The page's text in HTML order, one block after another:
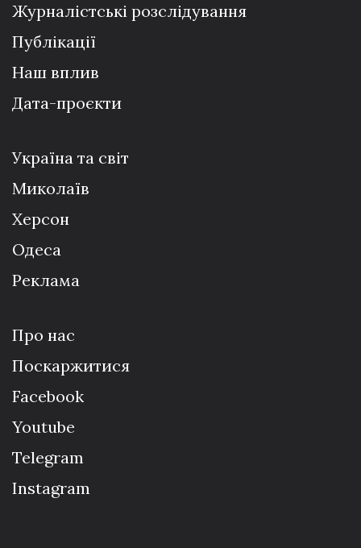
Журналістські розслідування
Публікації
Наш вплив
Дата-проєкти
Україна та світ
Миколаїв
Херсон
Одеса
Реклама
Про нас
Поскаржитися
Facebook
Youtube
Telegram
Instagram